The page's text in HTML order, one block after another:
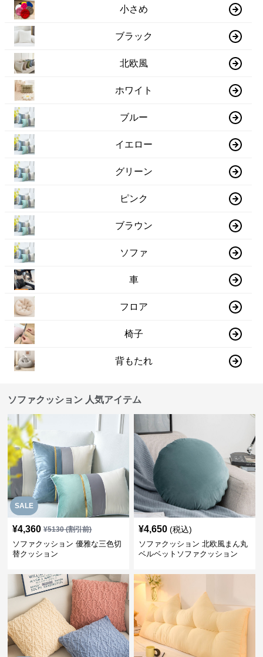
小さめ
ブラック
北欧風
ホワイト
ブルー
イエロー
グリーン
ピンク
ブラウン
ソファ
車
フロア
椅子
背もたれ
ソファクッション 人気アイテム
SALE
¥4,360 ¥5130(割引前)
ソファクッション 優雅な三色切
替クッション
¥4,650 (税込)
ソファクッション 北欧風まん丸
ベルベットソファクッション